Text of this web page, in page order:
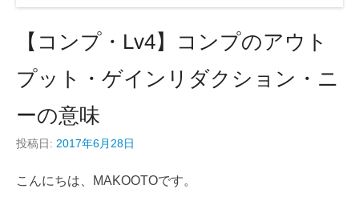
【コンプ・Lv4】コンプのアウト
プット・ゲインリダクション・ニ
ーの意味
投稿日: 2017年6月28日
こんにちは、MAKOOTOです。